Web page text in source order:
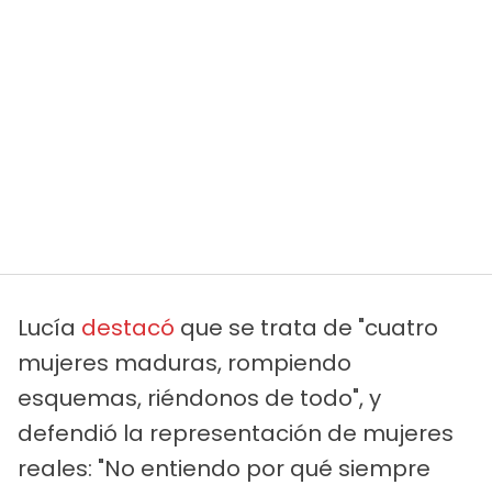
Lucía destacó que se trata de "cuatro
mujeres maduras, rompiendo
esquemas, riéndonos de todo", y
defendió la representación de mujeres
reales: "No entiendo por qué siempre